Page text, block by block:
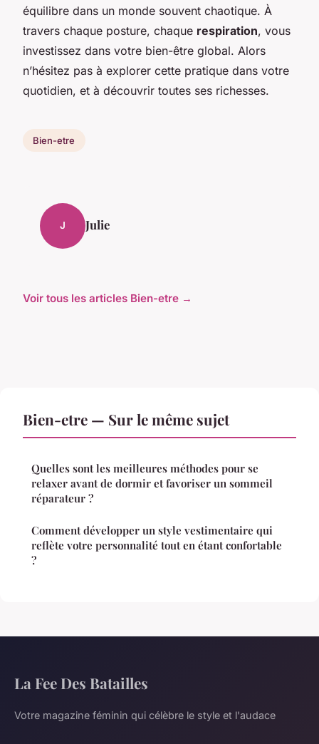
équilibre dans un monde souvent chaotique. À
travers chaque posture, chaque respiration, vous
investissez dans votre bien-être global. Alors
n’hésitez pas à explorer cette pratique dans votre
quotidien, et à découvrir toutes ses richesses.
Bien-etre
J Julie
Voir tous les articles Bien-etre →
Bien-etre — Sur le même sujet
Quelles sont les meilleures méthodes pour se
relaxer avant de dormir et favoriser un sommeil
réparateur ?
Comment développer un style vestimentaire qui
reflète votre personnalité tout en étant confortable
?
La Fee Des Batailles
Votre magazine féminin qui célèbre le style et l'audace